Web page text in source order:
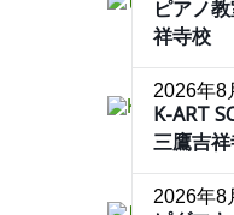
ピアノ
祥寺校
2026年8
K-ART
三鷹吉
2026年8